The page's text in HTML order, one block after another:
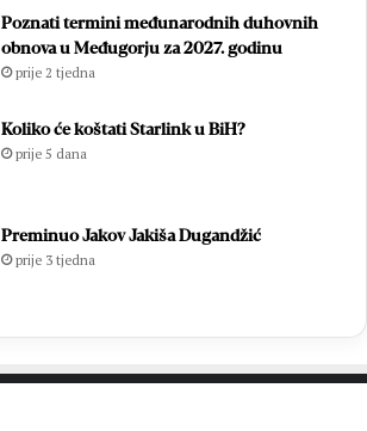
Poznati termini međunarodnih duhovnih
obnova u Međugorju za 2027. godinu
prije 2 tjedna
Koliko će koštati Starlink u BiH?
prije 5 dana
Preminuo Jakov Jakiša Dugandžić
prije 3 tjedna